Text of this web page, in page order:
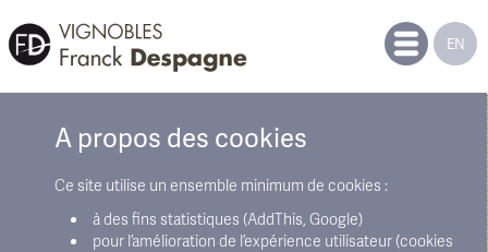
EN
A propos des cookies
Ce site utilise un ensemble minimum de cookies :
à des fins statistiques (AddThis, Google)
pour l’amélioration de l’expérience utilisateur (cookies